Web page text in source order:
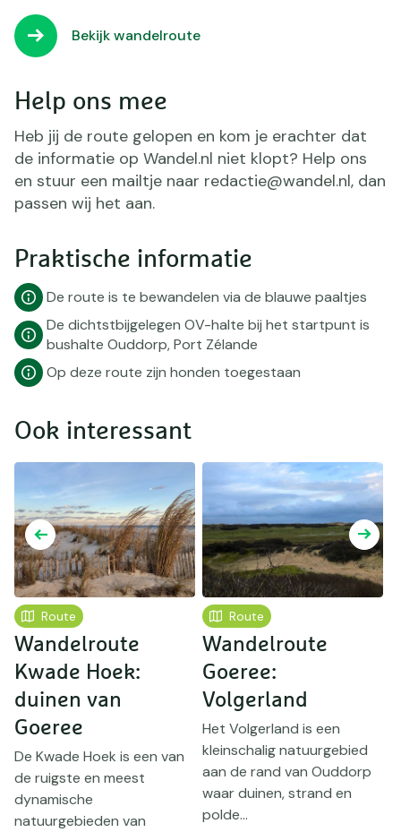
Bekijk wandelroute
Help ons mee
Heb jij de route gelopen en kom je erachter dat
de informatie op Wandel.nl niet klopt? Help ons
en stuur een mailtje naar redactie@wandel.nl, dan
passen wij het aan.
Praktische informatie
De route is te bewandelen via de blauwe paaltjes
De dichtstbijgelegen OV-halte bij het startpunt is
bushalte Ouddorp, Port Zélande
Op deze route zijn honden toegestaan
Ook interessant
Route
Wandelroute
Kwade Hoek:
duinen van
Goeree
De Kwade Hoek is een van
de ruigste en meest
dynamische
natuurgebieden van
Route
Wandelroute
Goeree:
Volgerland
Het Volgerland is een
kleinschalig natuurgebied
aan de rand van Ouddorp
waar duinen, strand en
polde...